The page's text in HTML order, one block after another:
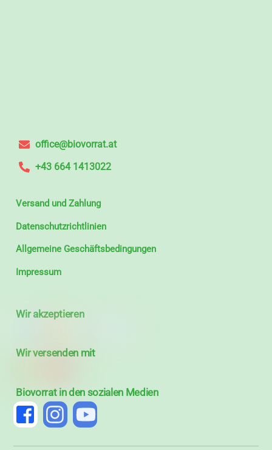
office@biovorrat.at
+43 664 1413022
Versand und Zahlung
Datenschutzrichtlinien
Allgemeine Geschäftsbedingungen
Impressum
Wir akzeptieren
Wir versenden mit
Biovorrat in den sozialen Medien